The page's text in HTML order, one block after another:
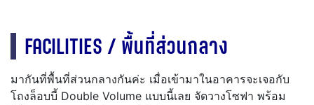
FACILITIES / พื้นที่ส่วนกลาง
มากันที่พื้นที่ส่วนกลางกันค่ะ เมื่อเข้ามาในอาคารจะเจอกับ
โถงล็อบบี้ Double Volume แบบนี้เลย จัดวางโซฟา พร้อม